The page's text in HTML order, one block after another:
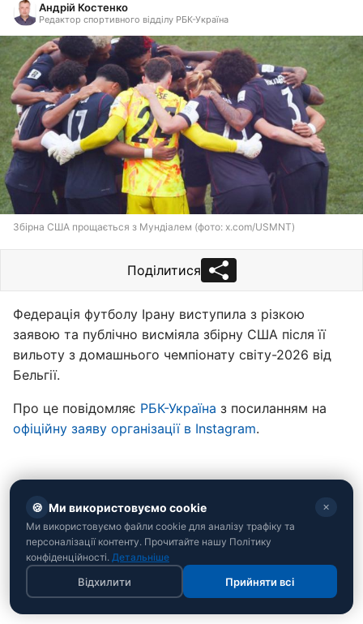
Андрій Костенко
Редактор спортивного відділу РБК-Україна
Збірна США прощається з Мундіалем (фото: x.com/USMNT)
Поділитися
Федерація футболу Ірану виступила з різкою
заявою та публічно висміяла збірну США після її
вильоту з домашнього чемпіонату світу-2026 від
Бельгії.
Про це повідомляє РБК-Україна з посиланням на
офіційну заяву організації в Instagram.
🍪 Ми використовуємо cookie ✕
Ми використовуємо файли cookie для аналізу трафіку та
персоналізації контенту. Прочитайте нашу Політику
конфіденційності. Детальніше
Відхилити Прийняти всі